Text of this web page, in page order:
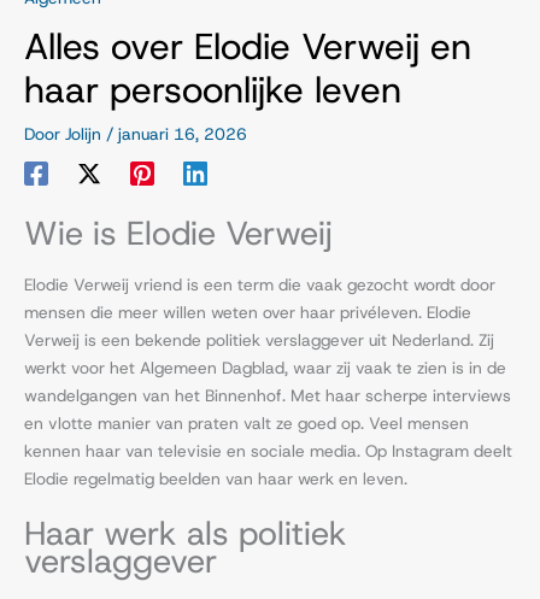
Alles over Elodie Verweij en
haar persoonlijke leven
Door Jolijn / januari 16, 2026
Wie is Elodie Verweij
Elodie Verweij vriend is een term die vaak gezocht wordt door
mensen die meer willen weten over haar privéleven. Elodie
Verweij is een bekende politiek verslaggever uit Nederland. Zij
werkt voor het Algemeen Dagblad, waar zij vaak te zien is in de
wandelgangen van het Binnenhof. Met haar scherpe interviews
en vlotte manier van praten valt ze goed op. Veel mensen
kennen haar van televisie en sociale media. Op Instagram deelt
Elodie regelmatig beelden van haar werk en leven.
Haar werk als politiek
verslaggever